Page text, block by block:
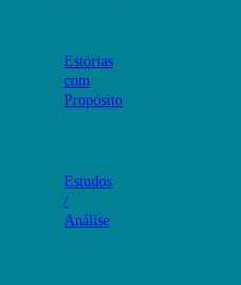
Estórias
com
Propósito
Estudos
/
Análise